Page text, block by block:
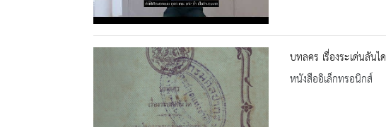
บทลคร เรื่องระเด่นลันได
หนังสืออิเล็กทรอนิกส์